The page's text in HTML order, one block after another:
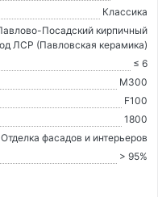
Классика
Посадский кирпичный
ЛСР (Павловская керамика)
≤ 6
М300
F100
1800
Отделка фасадов и интерьеров
> 95%